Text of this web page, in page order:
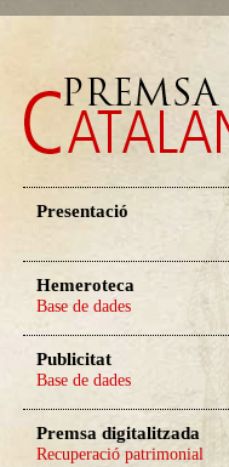
Presentació
Hemeroteca
Base de dades
Publicitat
Base de dades
Premsa digitalitzada
Recuperació patrimonial